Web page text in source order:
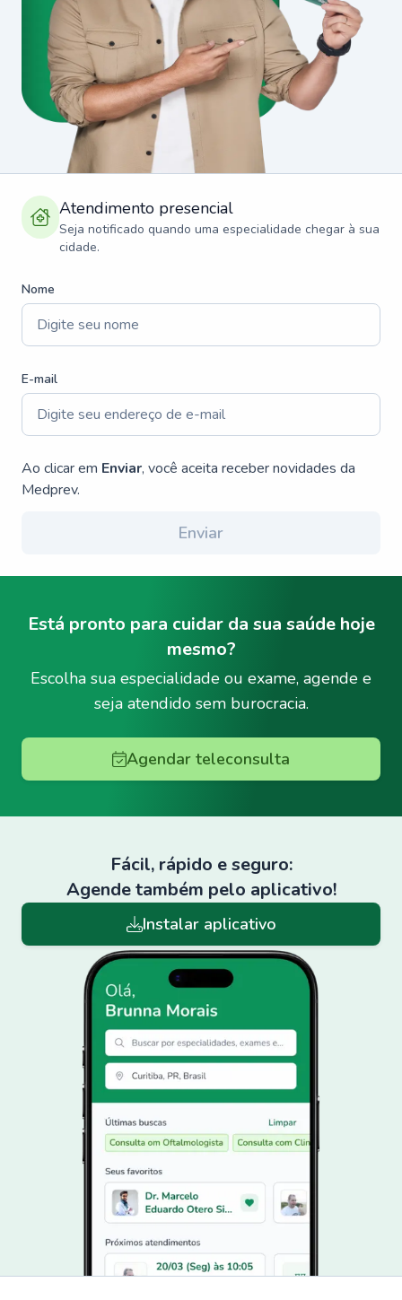
Atendimento presencial
Seja notificado quando uma especialidade chegar à sua
cidade.
Nome
E-mail
Ao clicar em Enviar, você aceita receber novidades da
Medprev.
Enviar
Está pronto para cuidar da sua saúde hoje
mesmo?
Escolha sua especialidade ou exame, agende e
seja atendido sem burocracia.
Agendar teleconsulta
Fácil, rápido e seguro:
Agende também pelo aplicativo!
Instalar aplicativo